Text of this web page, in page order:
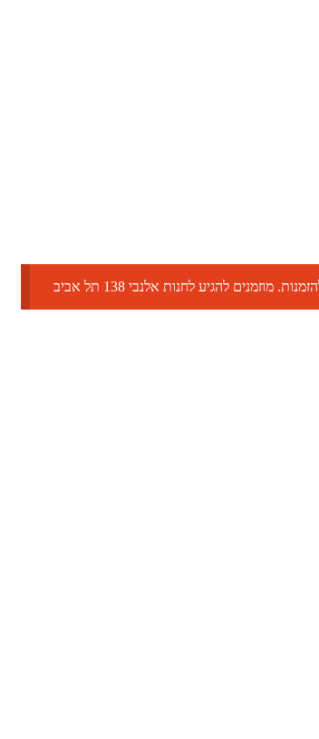
מוזמנים להגיע לחנות אלנבי 138 תל אביב